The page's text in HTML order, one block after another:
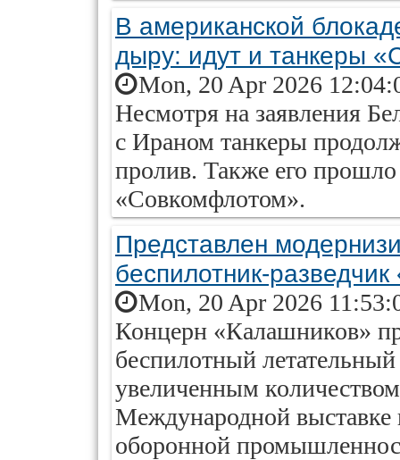
В американской
дыру: идут и танкеры
Mon, 20 Apr 2026
Несмотря на заявления
с Ираном танкеры
пролив. Также его прошло
«Совкомфлотом».
Представлен
беспилотник-
Mon, 20 Apr 2026
Концерн «Калашников»
беспилотный
увеличенным
Международной
оборонной